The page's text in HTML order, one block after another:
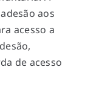
aos
acesso a
de acesso